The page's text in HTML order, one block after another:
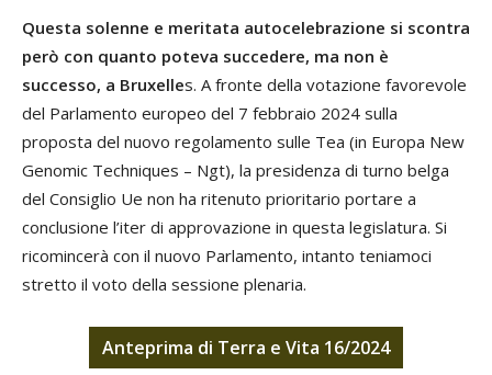
Questa solenne e meritata autocelebrazione si scontra
però con quanto poteva succedere, ma non è
successo, a Bruxelles. A fronte della votazione favorevole
del Parlamento europeo del 7 febbraio 2024 sulla
proposta del nuovo regolamento sulle Tea (in Europa New
Genomic Techniques – Ngt), la presidenza di turno belga
del Consiglio Ue non ha ritenuto prioritario portare a
conclusione l’iter di approvazione in questa legislatura. Si
ricomincerà con il nuovo Parlamento, intanto teniamoci
stretto il voto della sessione plenaria.
Anteprima di Terra e Vita 16/2024